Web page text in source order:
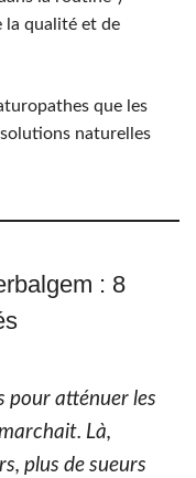
la qualité et de
que les
naturelles
: 8
pour atténuer les
Là,
plus de sueurs